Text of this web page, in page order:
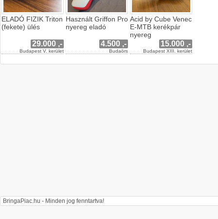
ELADÓ FIZIK Triton
(fekete) ülés
29.000 ,-
Budapest V. kerület
Használt Griffon Pro
nyereg eladó
4.500 ,-
Budaörs
Acid by Cube Venec
E-MTB kerékpár
nyereg
15.000 ,-
Budapest XIII. kerület
BringaPiac.hu - Minden jog fenntartva!